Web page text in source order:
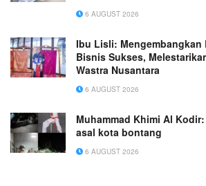
6 AUGUST 2026
Ibu Lisli: Mengembangkan
Bisnis Sukses,
Wastra Nusantara
6 AUGUST 2026
Muhammad Khimi Al
asal kota bontang
6 AUGUST 2026